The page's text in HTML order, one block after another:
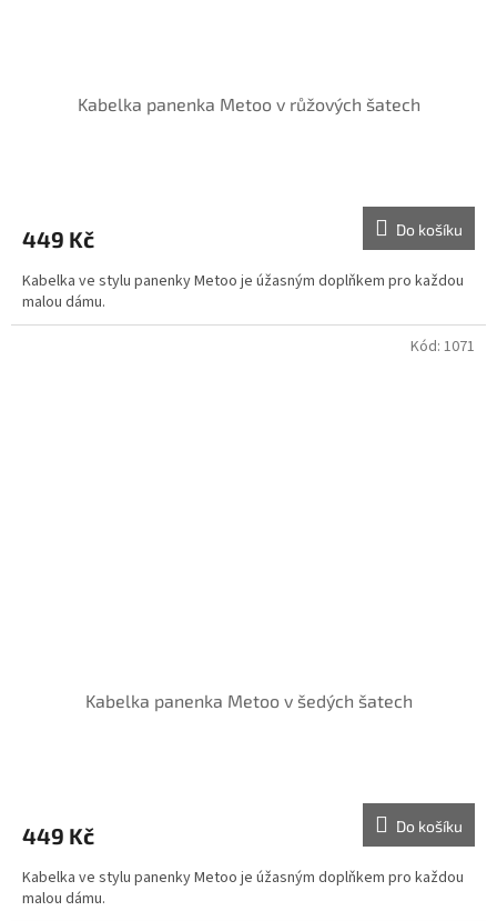
Kabelka panenka Metoo v růžových šatech
449 Kč Do košíku
Kabelka ve stylu panenky Metoo je úžasným doplňkem pro každou
malou dámu.
Kabelka panenka Metoo v šedých šatech
449 Kč Do košíku
Kabelka ve stylu panenky Metoo je úžasným doplňkem pro každou
malou dámu.
Kód: 1071